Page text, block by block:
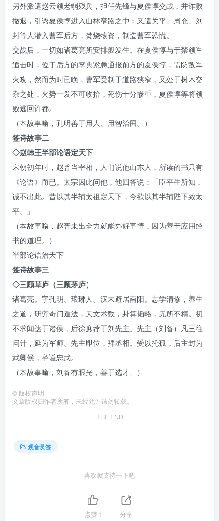
另外派遣赵云领老弱残兵，担任先锋与夏侯惇交战，并诈败
撤退，引诱夏侯惇进入山林窄路之中；又遣关平、周仓、刘
封等人潜入曹军后方，焚烧物资，制造曹军恐慌。
交战后，一切如诸葛亮所安排般发生。在夏侯惇与于禁领军
追击时，位于后方的李典紧急通报前方的夏侯惇，需防敌军
火攻，然而为时已晚，曹军受制于道路狭窄，又处于树木交
杂之处，火势一发不可收拾，死伤十分惨重，夏侯惇等将领
败逃回许都。
（本故事喻，孔明善于用人、用智治国。）
签诗故事二
◇赵韩王半部论语定天下
宋朝初年时，赵普当宰相，人们说他山东人，所读的书只有
《论语》而已。太宗因此问他，他回答说：「臣平生所知，
诚不出此。昔以其半辅太祖定天下，今欲以其半辅陛下致太
平。」
（本故事喻，赵普未出全力就能办好事情，因为善于应用经
书的道理。）
半部论语治天下
签诗故事三
◇三顾草庐（三顾茅庐）
诸葛亮。字孔明。琅琊人。汉末避居南阳。志学清修，养生
之道，研究奇门遁法，天文术数，卦算韬略，无所不精。初
不求闻达于诸侯，后徐庶荐于刘先主。先主（刘备）凡三往
问计，延为军师。先主即位，拜丞相。受以托孤，后主封为
武卿侯，卒谥忠武。
（本故事喻，刘备有眼光，善于选才。）
© 版权声明
文章版权归作者所有，未经允许请勿转载。
THE END
观音灵签
喜欢就支持一下吧
点赞1 分享